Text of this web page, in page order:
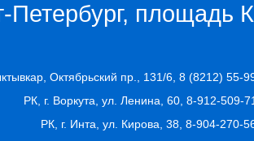
Петербург, площадь
Октябрьский пр., 131/6, 8 (8212) 55-
РК, г. Воркута, ул. Ленина, 60, 8-912-509-
РК, г. Инта, ул. Кирова, 38, 8-904-270-